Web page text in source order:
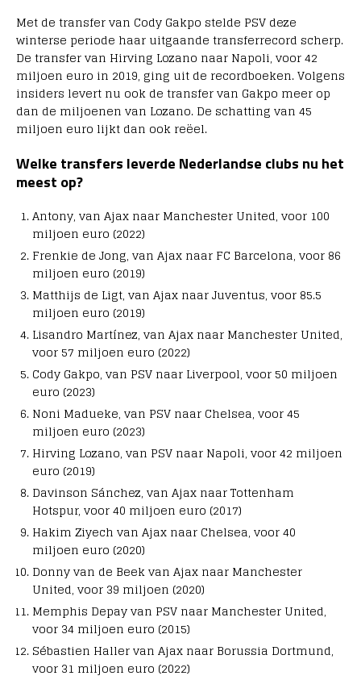
Met de transfer van Cody Gakpo stelde PSV deze
winterse periode haar uitgaande transferrecord scherp.
De transfer van Hirving Lozano naar Napoli, voor 42
miljoen euro in 2019, ging uit de recordboeken. Volgens
insiders levert nu ook de transfer van Gakpo meer op
dan de miljoenen van Lozano. De schatting van 45
miljoen euro lijkt dan ook reëel.
Welke transfers leverde Nederlandse clubs nu het
meest op?
Antony, van Ajax naar Manchester United, voor 100
miljoen euro (2022)
Frenkie de Jong, van Ajax naar FC Barcelona, voor 86
miljoen euro (2019)
Matthijs de Ligt, van Ajax naar Juventus, voor 85.5
miljoen euro (2019)
Lisandro Martínez, van Ajax naar Manchester United,
voor 57 miljoen euro (2022)
Cody Gakpo, van PSV naar Liverpool, voor 50 miljoen
euro (2023)
Noni Madueke, van PSV naar Chelsea, voor 45
miljoen euro (2023)
Hirving Lozano, van PSV naar Napoli, voor 42 miljoen
euro (2019)
Davinson Sánchez, van Ajax naar Tottenham
Hotspur, voor 40 miljoen euro (2017)
Hakim Ziyech van Ajax naar Chelsea, voor 40
miljoen euro (2020)
Donny van de Beek van Ajax naar Manchester
United, voor 39 miljoen (2020)
Memphis Depay van PSV naar Manchester United,
voor 34 miljoen euro (2015)
Sébastien Haller van Ajax naar Borussia Dortmund,
voor 31 miljoen euro (2022)